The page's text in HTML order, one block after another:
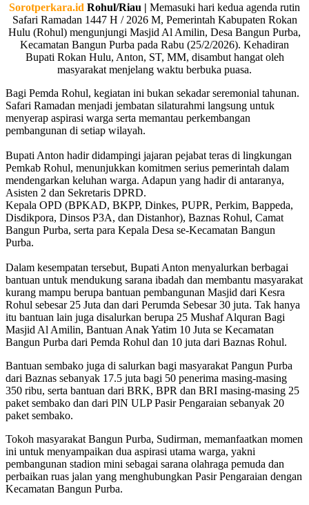
Sorotperkara.id Rohul/Riau | Memasuki hari kedua agenda rutin
Safari Ramadan 1447 H / 2026 M, Pemerintah Kabupaten Rokan
Hulu (Rohul) mengunjungi Masjid Al Amilin, Desa Bangun Purba,
Kecamatan Bangun Purba pada Rabu (25/2/2026). Kehadiran
Bupati Rokan Hulu, Anton, ST, MM, disambut hangat oleh
masyarakat menjelang waktu berbuka puasa.
​Bagi Pemda Rohul, kegiatan ini bukan sekadar seremonial tahunan.
Safari Ramadan menjadi jembatan silaturahmi langsung untuk
menyerap aspirasi warga serta memantau perkembangan
pembangunan di setiap wilayah.
​Bupati Anton hadir didampingi jajaran pejabat teras di lingkungan
Pemkab Rohul, menunjukkan komitmen serius pemerintah dalam
mendengarkan keluhan warga. Adapun yang hadir di antaranya, ​
Asisten 2 dan Sekretaris DPRD.
​Kepala OPD (BPKAD, BKPP, Dinkes, PUPR, Perkim, Bappeda,
Disdikpora, Dinsos P3A, dan Distanhor), ​Baznas Rohul, Camat
Bangun Purba, serta para Kepala Desa se-Kecamatan Bangun
Purba.
​Dalam kesempatan tersebut, Bupati Anton menyalurkan berbagai
bantuan untuk mendukung sarana ibadah dan membantu masyarakat
kurang mampu berupa bantuan pembangunan Masjid dari Kesra
Rohul sebesar 25 Juta dan dari Perumda Sebesar 30 juta. Tak hanya
itu bantuan lain juga disalurkan berupa 25 Mushaf Alquran Bagi
Masjid Al Amilin, Bantuan Anak Yatim 10 Juta se Kecamatan
Bangun Purba dari Pemda Rohul dan 10 juta dari Baznas Rohul.
Bantuan sembako juga di salurkan bagi masyarakat Pangun Purba
dari Baznas sebanyak 17.5 juta bagi 50 penerima masing-masing
350 ribu, serta bantuan dari BRK, BPR dan BRI masing-masing 25
paket sembako dan dari PlN ULP Pasir Pengaraian sebanyak 20
paket sembako.
Tokoh masyarakat Bangun Purba, Sudirman, memanfaatkan momen
ini untuk menyampaikan dua aspirasi utama warga, yakni
pembangunan stadion mini sebagai sarana olahraga pemuda dan
perbaikan ruas jalan yang menghubungkan Pasir Pengaraian dengan
Kecamatan Bangun Purba.